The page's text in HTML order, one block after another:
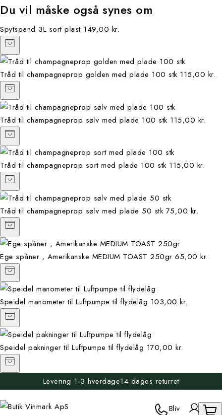
Du vil måske også synes om
Spytspand 3L sort plast 149,00 kr.
Tråd til champagneprop golden med plade 100 stk 115,00 kr.
Tråd til champagneprop sølv med plade 100 stk 115,00 kr.
Tråd til champagneprop sort med plade 100 stk 115,00 kr.
Tråd til champagneprop sølv med plade 50 stk 75,00 kr.
Ege spåner , Amerikanske MEDIUM TOAST 250gr 65,00 kr.
Speidel manometer til Luftpumpe til flydelåg 103,00 kr.
Speidel pakninger til Luftpumpe til flydelåg 170,00 kr.
Levering 1-3 hverdage14 dages returret
Bliv